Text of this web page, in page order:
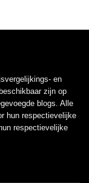
en
zijn op
blogs. Alle
hun respectievelijke
respectievelijke